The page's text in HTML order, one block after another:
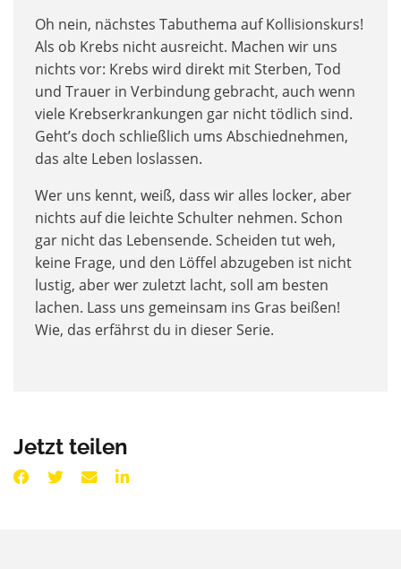
Oh nein, nächstes Tabuthema auf Kollisionskurs!
Als ob Krebs nicht ausreicht. Machen wir uns
nichts vor: Krebs wird direkt mit Sterben, Tod
und Trauer in Verbindung gebracht, auch wenn
viele Krebserkrankungen gar nicht tödlich sind.
Geht’s doch schließlich ums Abschiednehmen,
das alte Leben loslassen.
Wer uns kennt, weiß, dass wir alles locker, aber
nichts auf die leichte Schulter nehmen. Schon
gar nicht das Lebensende. Scheiden tut weh,
keine Frage, und den Löffel abzugeben ist nicht
lustig, aber wer zuletzt lacht, soll am besten
lachen. Lass uns gemeinsam ins Gras beißen!
Wie, das erfährst du in dieser Serie.
Jetzt teilen